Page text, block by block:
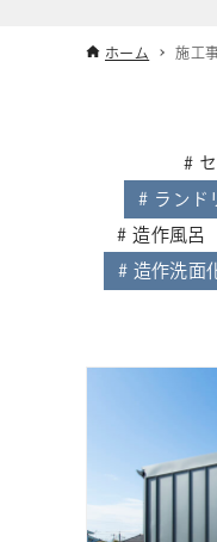
ホーム 施工
ランド
造作風呂
造作洗面